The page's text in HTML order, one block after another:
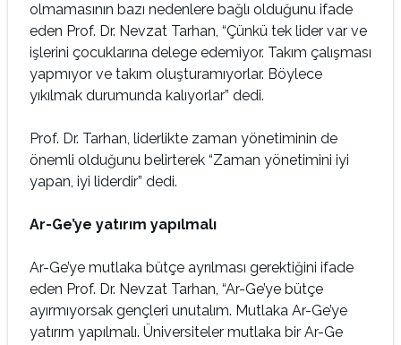
olmamasının bazı nedenlere bağlı olduğunu ifade
eden Prof. Dr. Nevzat Tarhan, “Çünkü tek lider var ve
işlerini çocuklarına delege edemiyor. Takım çalışması
yapmıyor ve takım oluşturamıyorlar. Böylece
yıkılmak durumunda kalıyorlar” dedi.
Prof. Dr. Tarhan, liderlikte zaman yönetiminin de
önemli olduğunu belirterek “Zaman yönetimini iyi
yapan, iyi liderdir” dedi.
Ar-Ge’ye yatırım yapılmalı
Ar-Ge’ye mutlaka bütçe ayrılması gerektiğini ifade
eden Prof. Dr. Nevzat Tarhan, “Ar-Ge’ye bütçe
ayırmıyorsak gençleri unutalım. Mutlaka Ar-Ge’ye
yatırım yapılmalı. Üniversiteler mutlaka bir Ar-Ge